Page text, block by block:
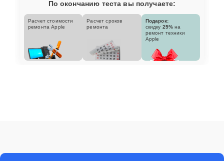
По окончанию теста вы получаете:
Расчет стоимости
ремонта Apple
Расчет сроков
ремонта
Подарок:
скидку 25% на
ремонт техники
Apple